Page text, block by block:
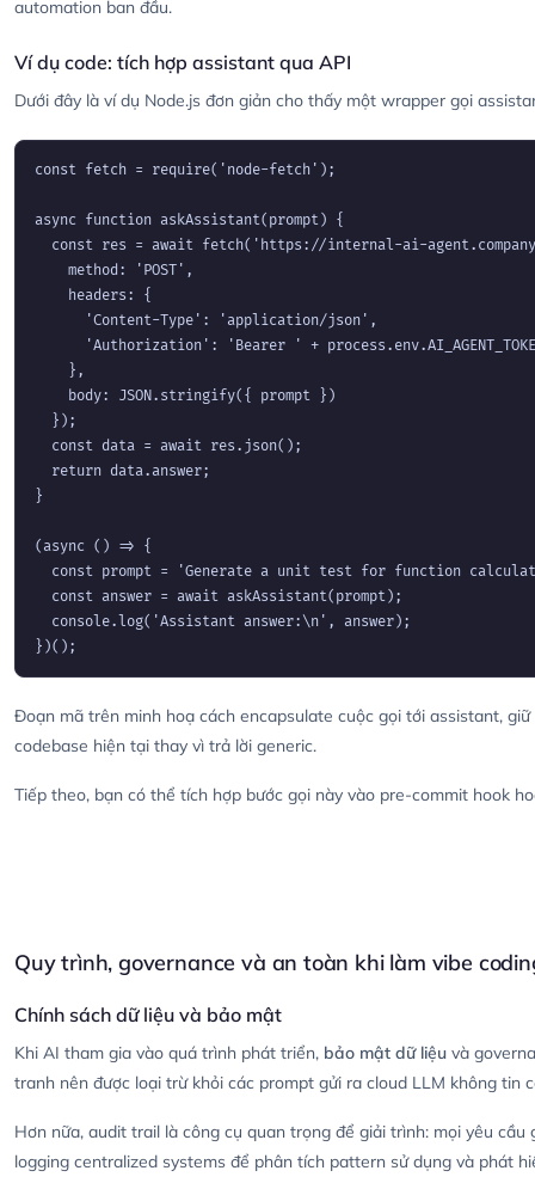
automation ban đầu.
Ví dụ code: tích hợp assistant qua API
Dưới đây là ví dụ Node.js đơn giản cho thấy một wrapper gọi
const fetch = require('node-fetch');
async function askAssistant(prompt) {
const res = await fetch('https://internal-ai-
    method: 'POST',
    headers: {
      'Content-Type': 'application/json',
'Authorization': 'Bearer ' +
    },
    body: JSON.stringify({ prompt })
  });
  const data = await res.json();
  return data.answer;
}
(async () => {
const prompt = 'Generate a unit test for function
  const answer = await askAssistant(prompt);
  console.log('Assistant answer:\n', answer);
})();
Đoạn mã trên minh hoạ cách encapsulate cuộc gọi tới assistant,
codebase hiện tại thay vì trả lời generic.
Tiếp theo, bạn có thể tích hợp bước gọi này vào pre-commit hook
Quy trình, governance và an toàn khi làm vibe
Chính sách dữ liệu và bảo mật
Khi AI tham gia vào quá trình phát triển, bảo mật dữ liệu và
tranh nên được loại trừ khỏi các prompt gửi ra cloud LLM không tin
Hơn nữa, audit trail là công cụ quan trọng để giải trình: mọi yêu
logging centralized systems để phân tích pattern sử dụng và phát